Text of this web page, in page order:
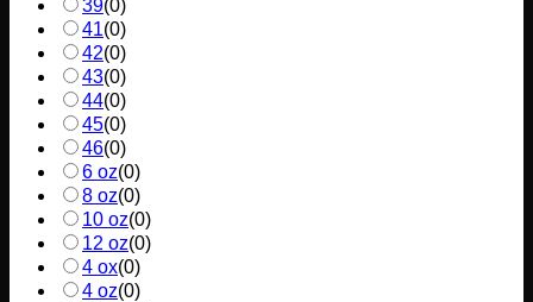
39(0)
41(0)
42(0)
43(0)
44(0)
45(0)
46(0)
6 oz(0)
8 oz(0)
10 oz(0)
12 oz(0)
4 ox(0)
4 oz(0)